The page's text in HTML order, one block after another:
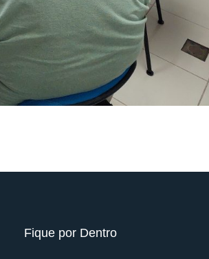
Fique por Dentro